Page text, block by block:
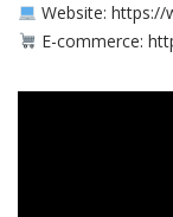
Website: https://
E-commerce: